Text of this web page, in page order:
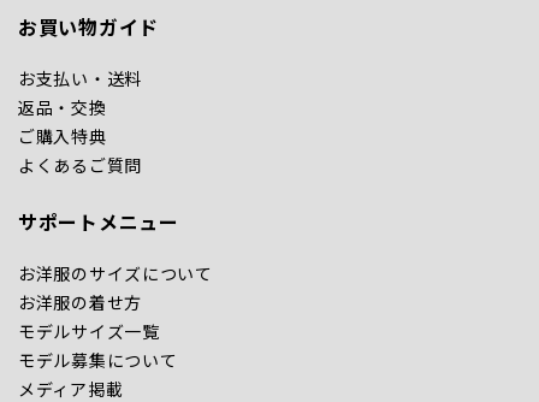
お買い物ガイド
お支払い・送料
返品・交換
ご購入特典
よくあるご質問
サポートメニュー
お洋服のサイズについて
お洋服の着せ方
モデルサイズ一覧
モデル募集について
メディア掲載